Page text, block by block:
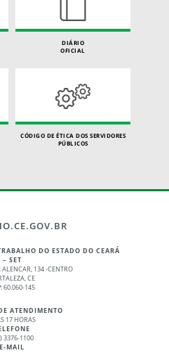
DIÁRIO
OFICIAL
CÓDIGO DE ÉTICA DOS SERVIDORES
PÚBLICOS
DO ESTADO DO CEARÁ
– SET
134 -CENTRO
CE
60.060-145
ATENDIMENTO
17 HORAS
3376-1100
E-MAIL